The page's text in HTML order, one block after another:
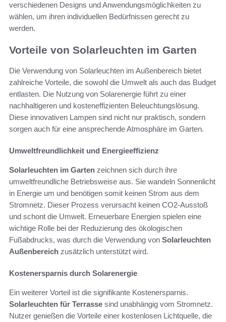
verschiedenen Designs und Anwendungsmöglichkeiten zu
wählen, um ihren individuellen Bedürfnissen gerecht zu
werden.
Vorteile von Solarleuchten im Garten
Die Verwendung von Solarleuchten im Außenbereich bietet
zahlreiche Vorteile, die sowohl die Umwelt als auch das Budget
entlasten. Die Nutzung von Solarenergie führt zu einer
nachhaltigeren und kosteneffizienten Beleuchtungslösung.
Diese innovativen Lampen sind nicht nur praktisch, sondern
sorgen auch für eine ansprechende Atmosphäre im Garten.
Umweltfreundlichkeit und Energieeffizienz
Solarleuchten im Garten zeichnen sich durch ihre
umweltfreundliche Betriebsweise aus. Sie wandeln Sonnenlicht
in Energie um und benötigen somit keinen Strom aus dem
Stromnetz. Dieser Prozess verursacht keinen CO2-Ausstoß
und schont die Umwelt. Erneuerbare Energien spielen eine
wichtige Rolle bei der Reduzierung des ökologischen
Fußabdrucks, was durch die Verwendung von Solarleuchten
Außenbereich zusätzlich unterstützt wird.
Kostenersparnis durch Solarenergie
Ein weiterer Vorteil ist die signifikante Kostenersparnis.
Solarleuchten für Terrasse sind unabhängig vom Stromnetz.
Nutzer genießen die Vorteile einer kostenlosen Lichtquelle, die